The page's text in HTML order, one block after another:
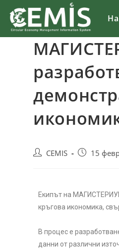
CEMIS 15
Екипът на
кръгова икономика,
В процес е
данни от различни